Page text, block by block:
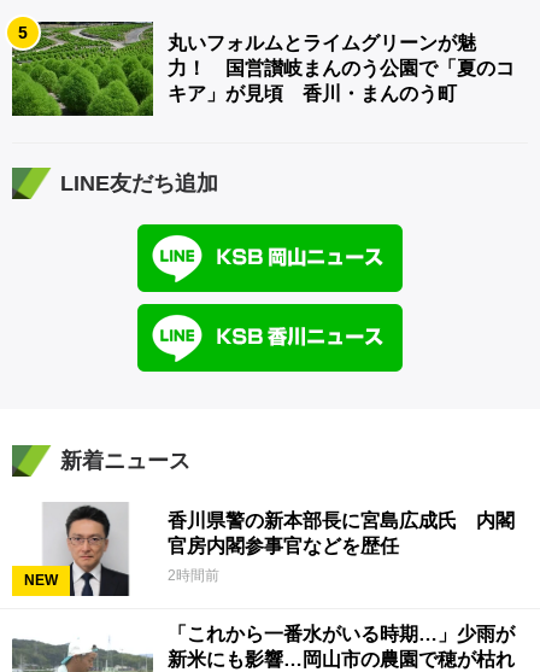
5
丸いフォルムとライムグリーンが魅
力！ 国営讃岐まんのう公園で「夏のコ
キア」が見頃 香川・まんのう町
LINE友だち追加
新着ニュース
NEW
香川県警の新本部長に宮島広成氏 内閣
官房内閣参事官などを歴任
2時間前
「これから一番水がいる時期…」少雨が
新米にも影響…岡山市の農園で穂が枯れ